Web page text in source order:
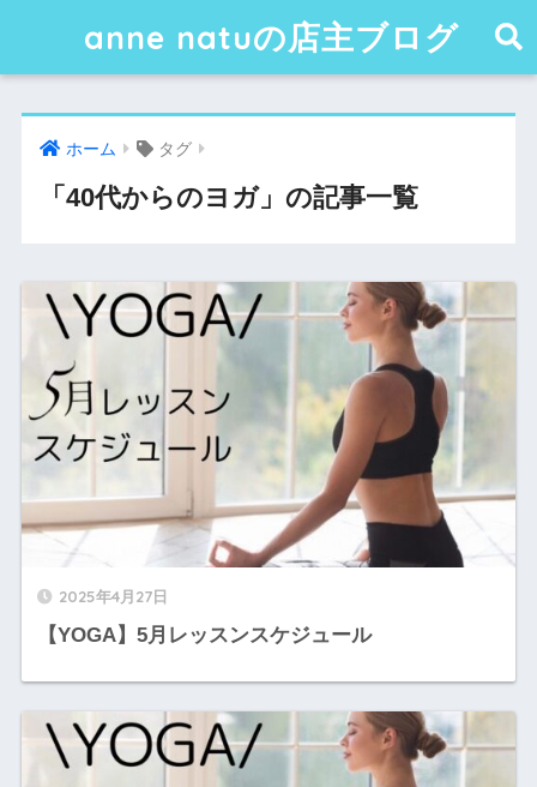
anne natuの店主ブログ
ホーム タグ
「40代からのヨガ」の記事一覧
2025年4月27日
【YOGA】5月レッスンスケジュール